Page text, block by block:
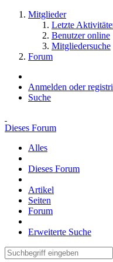
Mitglieder
Letzte
Benutzer online
Mitgliedersuche
Forum
Anmelden oder
Suche
Dieses Forum
Alles
Dieses Forum
Artikel
Seiten
Forum
Erweiterte Suche